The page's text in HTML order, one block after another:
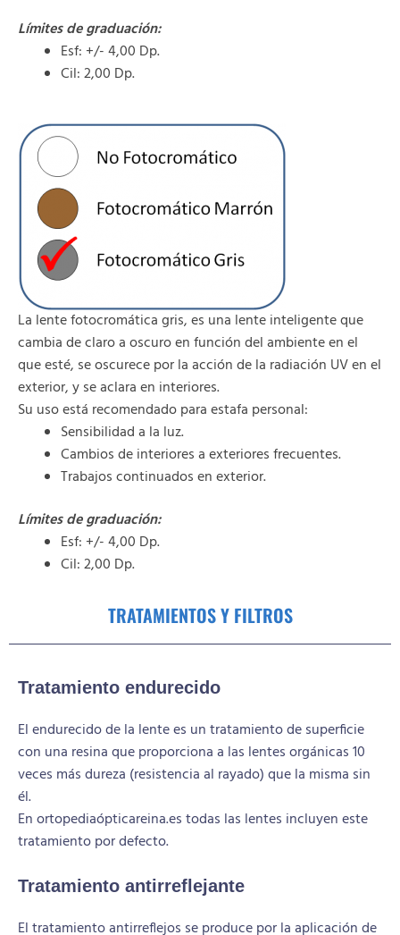
Límites de graduación:
Esf: +/- 4,00 Dp.
Cil: 2,00 Dp.
La lente fotocromática gris, es una lente inteligente que
cambia de claro a oscuro en función del ambiente en el
que esté, se oscurece por la acción de la radiación UV en el
exterior, y se aclara en interiores.
Su uso está recomendado para estafa personal:
Sensibilidad a la luz.
Cambios de interiores a exteriores frecuentes.
Trabajos continuados en exterior.
Límites de graduación:
Esf: +/- 4,00 Dp.
Cil: 2,00 Dp.
TRATAMIENTOS Y FILTROS
Tratamiento endurecido
El endurecido de la lente es un tratamiento de superficie
con una resina que proporciona a las lentes orgánicas 10
veces más dureza (resistencia al rayado) que la misma sin
él.
En ortopediaópticareina.es todas las lentes incluyen este
tratamiento por defecto.
Tratamiento antirreflejante
El tratamiento antirreflejos se produce por la aplicación de